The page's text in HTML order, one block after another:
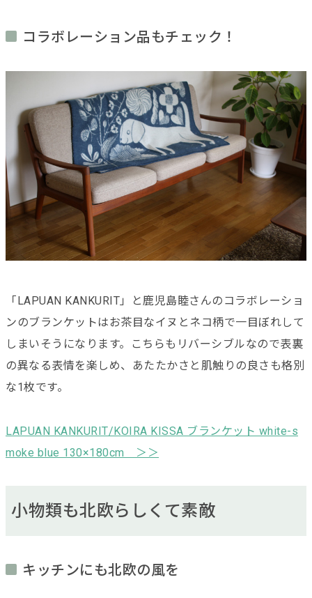
コラボレーション品もチェック！
「LAPUAN KANKURIT」と鹿児島睦さんのコラボレーショ
ンのブランケットはお茶目なイヌとネコ柄で一目ぼれして
しまいそうになります。こちらもリバーシブルなので表裏
の異なる表情を楽しめ、あたたかさと肌触りの良さも格別
な1枚です。
LAPUAN KANKURIT/KOIRA KISSA ブランケット white-s
moke blue 130×180cm ＞＞
小物類も北欧らしくて素敵
キッチンにも北欧の風を